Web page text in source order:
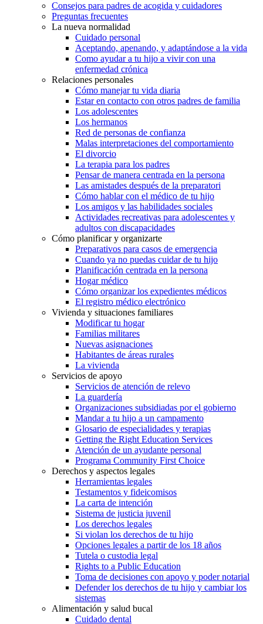
Consejos para padres de acogida y cuidadores
Preguntas frecuentes
La nueva normalidad
Cuidado personal
Aceptando, apenando, y adaptándose a la vida
Como ayudar a tu hijo a vivir con una
enfermedad crónica
Relaciones personales
Cómo manejar tu vida diaria
Estar en contacto con otros padres de familia
Los adolescentes
Los hermanos
Red de personas de confianza
Malas interpretaciones del comportamiento
El divorcio
La terapia para los padres
Pensar de manera centrada en la persona
Las amistades después de la preparatori
Cómo hablar con el médico de tu hijo
Los amigos y las habilidades sociales
Actividades recreativas para adolescentes y
adultos con discapacidades
Cómo planificar y organizarte
Preparativos para casos de emergencia
Cuando ya no puedas cuidar de tu hijo
Planificación centrada en la persona
Hogar médico
Cómo organizar los expedientes médicos
El registro médico electrónico
Vivienda y situaciones familiares
Modificar tu hogar
Familias militares
Nuevas asignaciones
Habitantes de áreas rurales
La vivienda
Servicios de apoyo
Servicios de atención de relevo
La guardería
Organizaciones subsidiadas por el gobierno
Mandar a tu hijo a un campamento
Glosario de especialidades y terapias
Getting the Right Education Services
Atención de un ayudante personal
Programa Community First Choice
Derechos y aspectos legales
Herramientas legales
Testamentos y fideicomisos
La carta de intención
Sistema de justicia juvenil
Los derechos legales
Si violan los derechos de tu hijo
Opciones legales a partir de los 18 años
Tutela o custodia legal
Rights to a Public Education
Toma de decisiones con apoyo y poder notarial
Defender los derechos de tu hijo y cambiar los
sistemas
Alimentación y salud bucal
Cuidado dental